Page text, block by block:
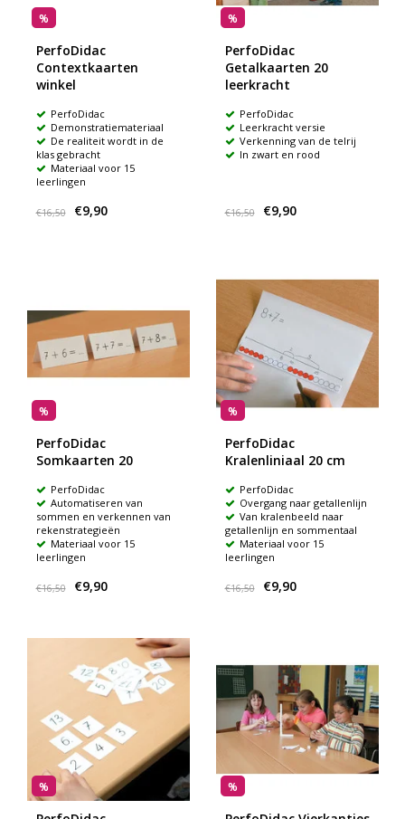
%
PerfoDidac
Contextkaarten
winkel
PerfoDidac
Demonstratiemateriaal
De realiteit wordt in de
klas gebracht
Materiaal voor 15
leerlingen
€16,50 €9,90
%
PerfoDidac
Getalkaarten 20
leerkracht
PerfoDidac
Leerkracht versie
Verkenning van de telrij
In zwart en rood
€16,50 €9,90
%
PerfoDidac
Somkaarten 20
PerfoDidac
Automatiseren van
sommen en verkennen van
rekenstrategieën
Materiaal voor 15
leerlingen
€16,50 €9,90
%
PerfoDidac
Kralenliniaal 20 cm
PerfoDidac
Overgang naar getallenlijn
Van kralenbeeld naar
getallenlijn en sommentaal
Materiaal voor 15
leerlingen
€16,50 €9,90
% %